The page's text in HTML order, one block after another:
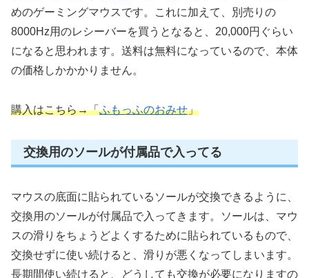
めのゲーミングマウスです。これに加えて、別売りの
8000Hz用のレシーバーを買うとなると、20,000円ぐらい
になると思われます。送料は無料になっているので、本体
の価格しかかかりません。
購入はこちら→「ふもっふのおみせ」
交換用のソールが付属品で入ってる
マウスの底面に貼られているソールが交換できるように、
交換用のソールが付属品で入ってきます。ソールは、マウ
スの滑りをちょうどよくするために貼られているもので、
交換せずに使い続けると、滑りが悪くなってしまいます。
長期間使い続けると、どうしても交換が必要になりますの